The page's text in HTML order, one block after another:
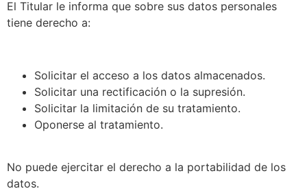
El Titular le informa que sobre sus datos personales
tiene derecho a:
Solicitar el acceso a los datos almacenados.
Solicitar una rectificación o la supresión.
Solicitar la limitación de su tratamiento.
Oponerse al tratamiento.
No puede ejercitar el derecho a la portabilidad de los
datos.